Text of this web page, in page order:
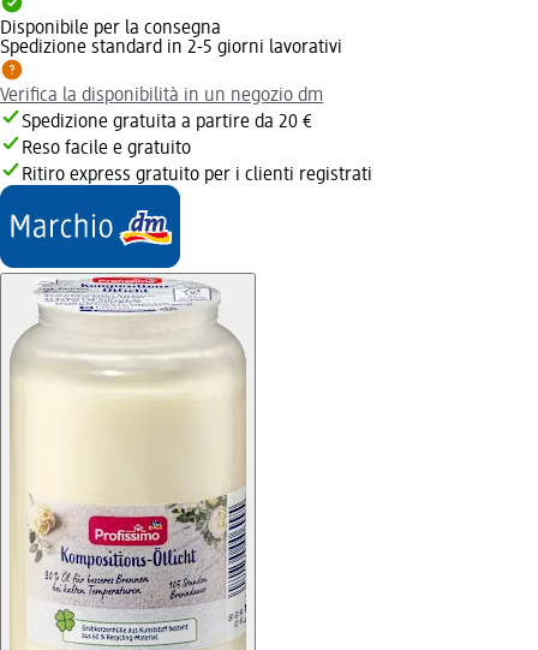
Disponibile per la consegna
Spedizione standard in 2-5 giorni lavorativi
Verifica la disponibilità in un negozio dm
Spedizione gratuita a partire da 20 €
Reso facile e gratuito
Ritiro express gratuito per i clienti registrati